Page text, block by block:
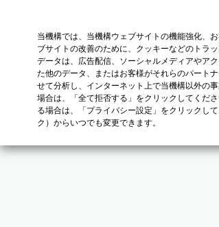
当機構では、当機構ウェブサイトの機能強化、
ブサイトの改善のために、クッキーなどのトラ
データは、広告配信、ソーシャルメディアやア
た他のデータ、またはお客様がそれらのパート
せて分析し、インターネット上で当機構以外の
場合は、「全て拒否する」をクリックしてくだ
る場合は、「プライバシー設定」をクリックし
ク）からいつでも変更できます。